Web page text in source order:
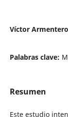
Víctor
Palabras clave:
Resumen
Este estudio